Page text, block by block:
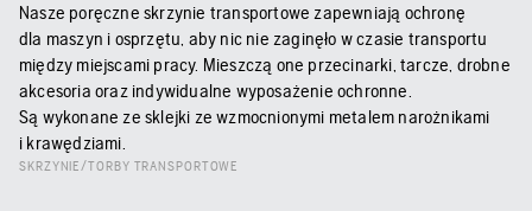
Nasze poręczne skrzynie transportowe zapewniają ochronę
dla maszyn i osprzętu, aby nic nie zaginęło w czasie transportu
między miejscami pracy. Mieszczą one przecinarki, tarcze, drobne
akcesoria oraz indywidualne wyposażenie ochronne.
Są wykonane ze sklejki ze wzmocnionymi metalem narożnikami
i krawędziami.
SKRZYNIE/TORBY TRANSPORTOWE